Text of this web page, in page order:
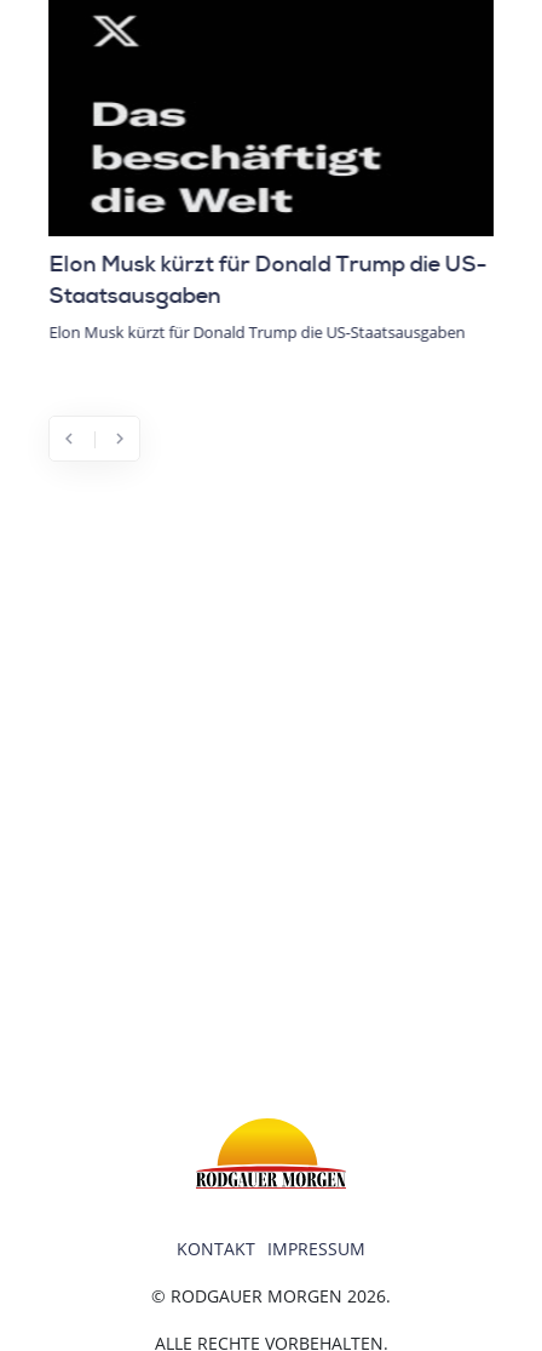
Elon Musk kürzt für Donald Trump die US-
Staatsausgaben
Elon Musk kürzt für Donald Trump die US-Staatsausgaben
© RODGAUER MORGEN 2026.
ALLE RECHTE VORBEHALTEN.
KONTAKT IMPRESSUM